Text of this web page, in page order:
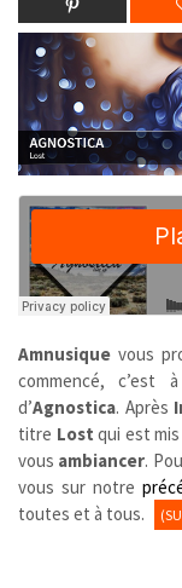
Amnusique vous
commencé, c’est
d’Agnostica. Après
titre Lost qui est mis
vous ambiancer.
vous sur notre
toutes et à tous.